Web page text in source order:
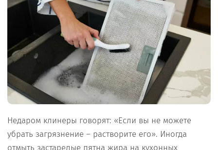
Недаром клинеры говорят: «Если вы не можете
убрать загрязнение – растворите его». Иногда
отмыть застарелые пятна жира на кухонных